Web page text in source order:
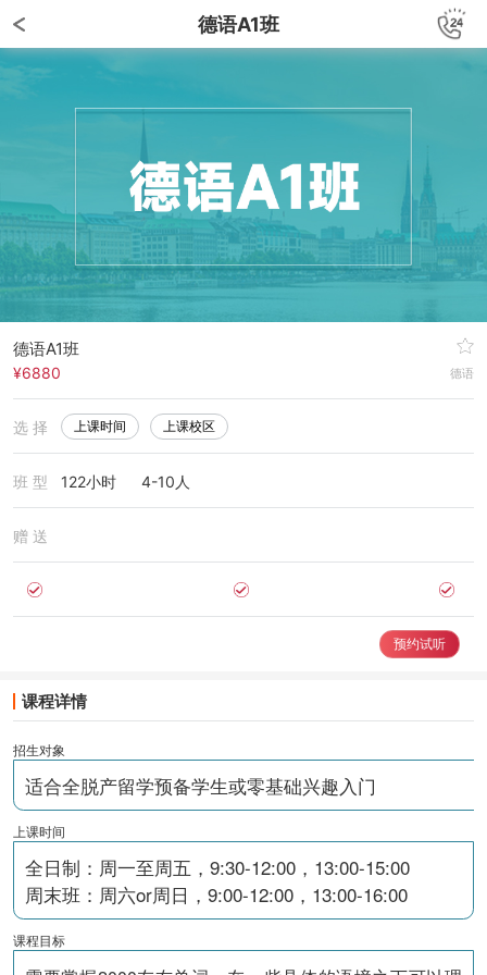
德语A1班
德语A1班
¥6880 德语
选 择 上课时间 上课校区
班 型 122小时 4-10人
赠 送
预约试听
课程详情
招生对象
适合全脱产留学预备学生或零基础兴趣入门
上课时间
全日制：周一至周五，9:30-12:00，13:00-15:00
周末班：周六or周日，9:00-12:00，13:00-16:00
课程目标